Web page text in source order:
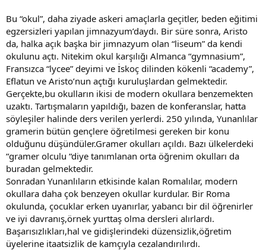
Bu “okul”, daha ziyade askeri amaçlarla geçitler, beden eğitimi
egzersizleri yapılan jimnazyum’daydı. Bir süre sonra, Aristo
da, halka açık başka bir jimnazyum olan “liseum” da kendi
okulunu açtı. Nitekim okul karşılığı Almanca “gymnasium”,
Fransızca “lycee” deyimi ve İskoç dilinden kökenli “academy”,
Eflatun ve Aristo’nun açtığı kuruluşlardan gelmektedir.
Gerçekte,bu okulların ikisi de modern okullara benzemekten
uzaktı. Tartışmaların yapıldığı, bazen de konferanslar, hatta
söyleşiler halinde ders verilen yerlerdi. 250 yılında, Yunanlılar
gramerin bütün gençlere öğretilmesi gereken bir konu
olduğunu düşündüler.Gramer okulları açıldı. Bazı ülkelerdeki
“gramer olculu “diye tanımlanan orta öğrenim okulları da
buradan gelmektedir.
Sonradan Yunanlıların etkisinde kalan Romalılar, modern
okullara daha çok benzeyen okullar kurdular. Bir Roma
okulunda, çocuklar erken uyanırlar, yabancı bir dil öğrenirler
ve iyi davranış,örnek yurttaş olma dersleri alırlardı.
Başarısızlıkları,hal ve gidişlerindeki düzensizlik,öğretim
üyelerine itaatsizlik de kamçıyla cezalandırılırdı.